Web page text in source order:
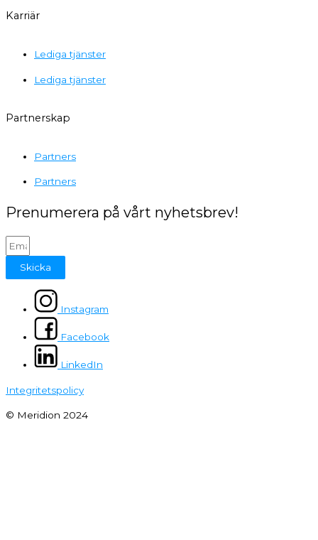
Karriär
Lediga tjänster
Lediga tjänster
Partnerskap
Partners
Partners
Prenumerera på vårt nyhetsbrev!
Skicka
Instagram
Facebook
LinkedIn
Integritetspolicy
© Meridion 2024